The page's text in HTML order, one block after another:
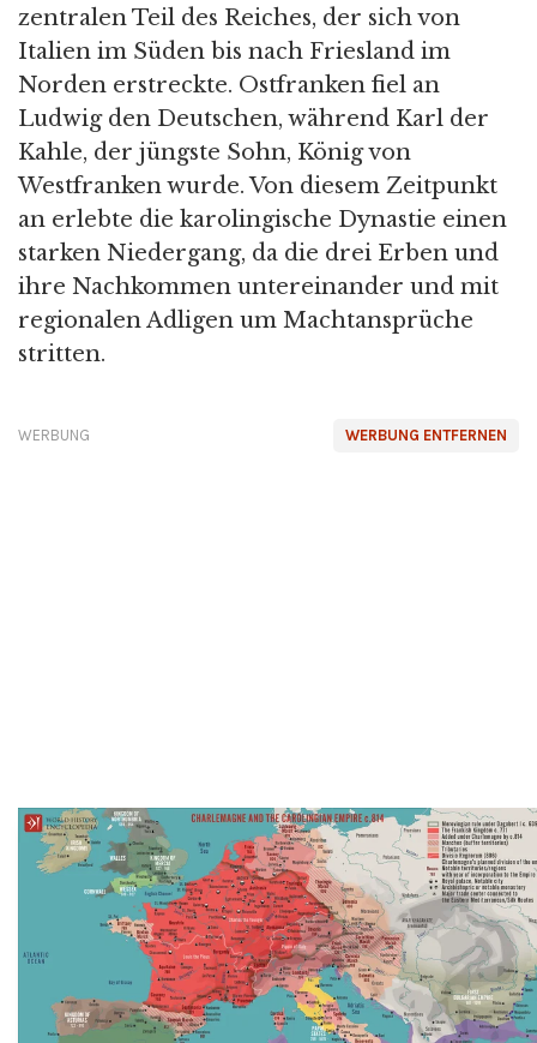
zentralen Teil des Reiches, der sich von
Italien im Süden bis nach Friesland im
Norden erstreckte. Ostfranken fiel an
Ludwig den Deutschen, während Karl der
Kahle, der jüngste Sohn, König von
Westfranken wurde. Von diesem Zeitpunkt
an erlebte die karolingische Dynastie einen
starken Niedergang, da die drei Erben und
ihre Nachkommen untereinander und mit
regionalen Adligen um Machtansprüche
stritten.
WERBUNG ENTFERNEN
WERBUNG